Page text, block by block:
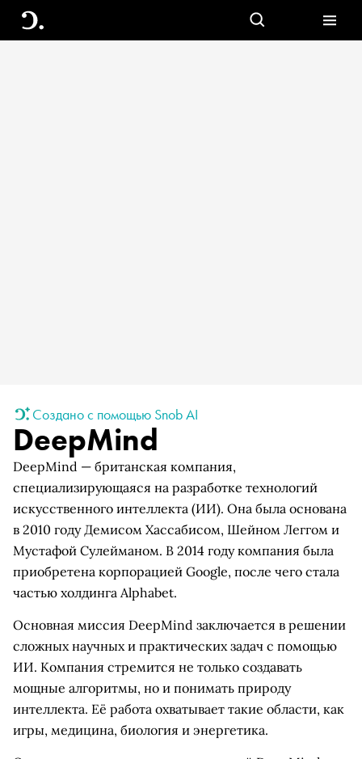
Создано с помощью Snob AI
DeepMind
DeepMind — британская компания,
специализирующаяся на разработке технологий
искусственного интеллекта (ИИ). Она была основана
в 2010 году Демисом Хассабисом, Шейном Леггом и
Мустафой Сулейманом. В 2014 году компания была
приобретена корпорацией Google, после чего стала
частью холдинга Alphabet.
Основная миссия DeepMind заключается в решении
сложных научных и практических задач с помощью
ИИ. Компания стремится не только создавать
мощные алгоритмы, но и понимать природу
интеллекта. Её работа охватывает такие области, как
игры, медицина, биология и энергетика.